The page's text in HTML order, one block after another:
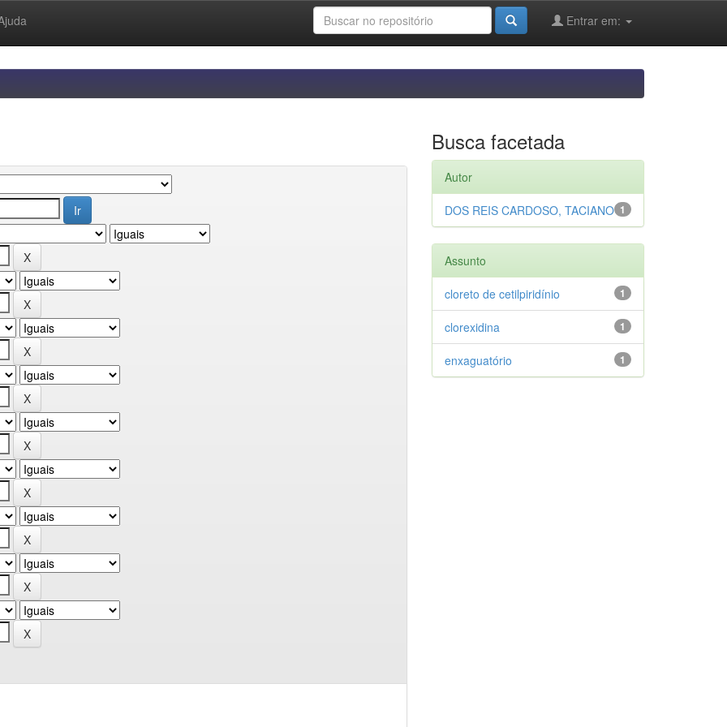
Entrar em:
Busca facetada
Autor
1
DOS REIS CARDOSO, TACIANO
Assunto
1
cloreto de cetilpiridínio
1
clorexidina
1
enxaguatório